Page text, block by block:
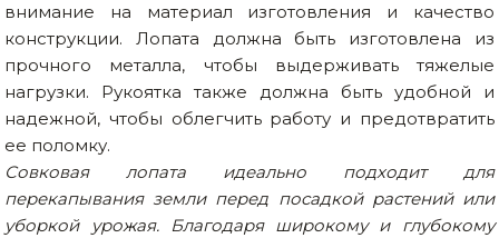
внимание на материал изготовления и качество
конструкции. Лопата должна быть изготовлена из
прочного металла, чтобы выдерживать тяжелые
нагрузки. Рукоятка также должна быть удобной и
надежной, чтобы облегчить работу и предотвратить
ее поломку.
Совковая лопата идеально подходит для
перекапывания земли перед посадкой растений или
уборкой урожая. Благодаря широкому и глубокому